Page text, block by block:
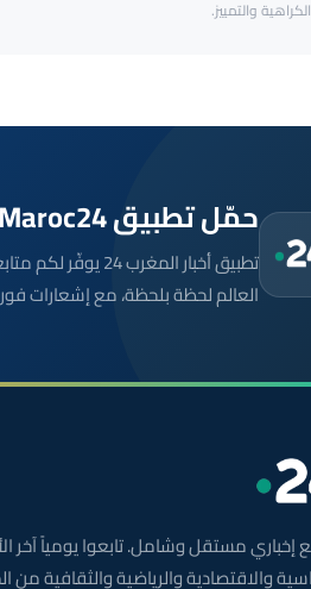
الكراهية والتمييز.
حمّل تطبيق Maroc24، أخبار المغرب تصلك أولاً
تطبيق أخبار
العالم لحظة بلحظة، مع إشعارات
مستقل وشامل. تابعوا يومياً آخر
والاقتصادية والرياضية والثقافية من